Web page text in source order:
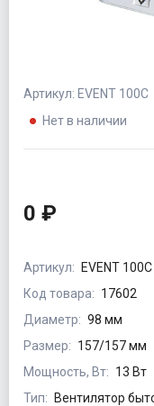
Артикул: EVENT 100С
Нет в наличии
0 ₽
Артикул:
EVENT 100С
Код товара: 17602
Диаметр: 98 мм
Размер: 157/157 мм
Мощность, Вт: 13 Вт
Тип:
Вентилятор